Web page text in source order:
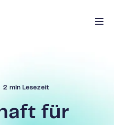
2 min Lesezeit
für